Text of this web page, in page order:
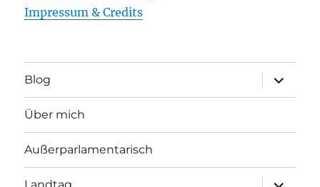
Impressum & Credits
Blog
öffnen
Über mich
Außerparlamentarisch